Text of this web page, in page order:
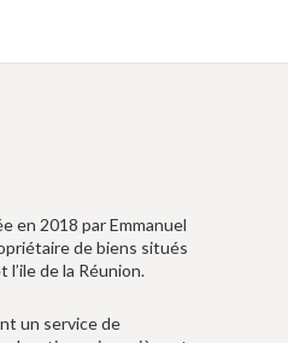
en 2018 par Emmanuel
de biens situés
l’ile de la Réunion.
un service de